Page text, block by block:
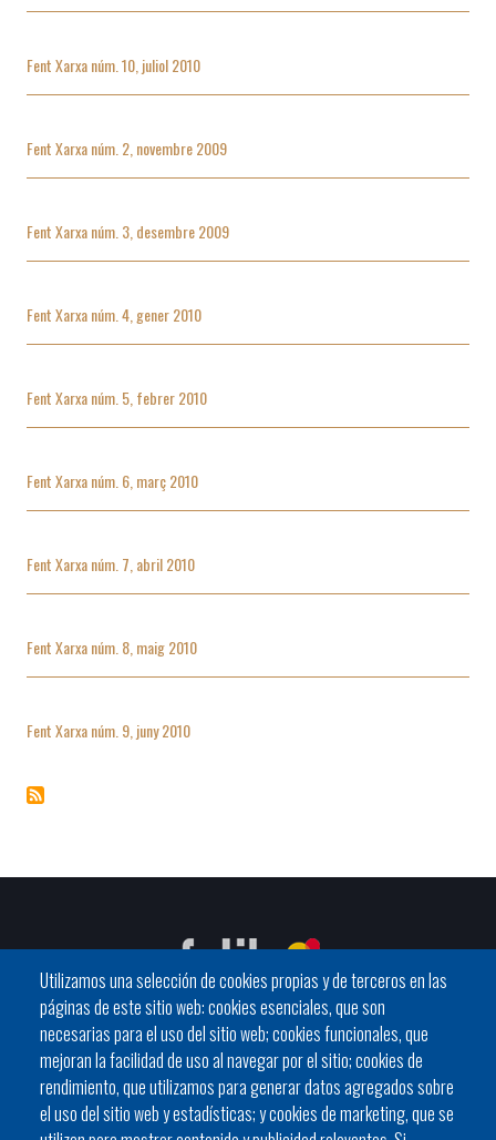
Fent Xarxa núm. 10, juliol 2010
Fent Xarxa núm. 2, novembre 2009
Fent Xarxa núm. 3, desembre 2009
Fent Xarxa núm. 4, gener 2010
Fent Xarxa núm. 5, febrer 2010
Fent Xarxa núm. 6, març 2010
Fent Xarxa núm. 7, abril 2010
Fent Xarxa núm. 8, maig 2010
Fent Xarxa núm. 9, juny 2010
Utilizamos una selección de cookies propias y de terceros en las
páginas de este sitio web: cookies esenciales, que son
necesarias para el uso del sitio web; cookies funcionales, que
mejoran la facilidad de uso al navegar por el sitio; cookies de
rendimiento, que utilizamos para generar datos agregados sobre
el uso del sitio web y estadísticas; y cookies de marketing, que se
C / General Riera, 111 07010 Palma
Phone 971 760911 - Fax 971 763102